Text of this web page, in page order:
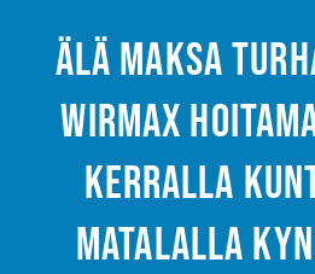
Älä maksa
Wirmax
kerralla
matalalla